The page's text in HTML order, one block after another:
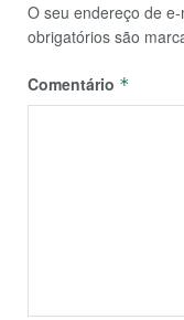
O seu endereço de
obrigatórios são
Comentário *